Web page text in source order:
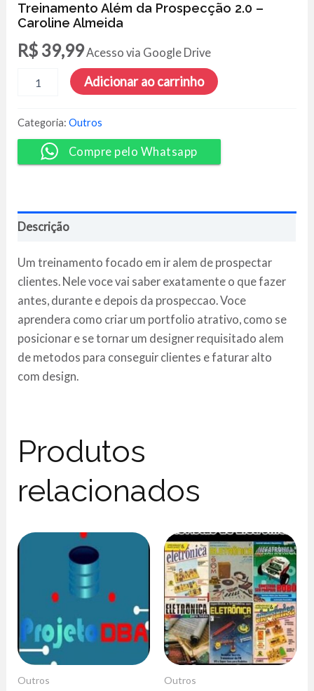
Treinamento Além da Prospecção 2.0 –
Caroline Almeida
R$ 39,99Acesso via Google Drive
Treinamento
Além
Prospecção
2.0
-
Caroline
Adicionar ao carrinho
Categoria:Outros
Compre pelo Whatsapp
Descrição
Um treinamento focado em ir alem de prospectar
clientes. Nele voce vai saber exatamente o que fazer
antes, durante e depois da prospeccao. Voce
aprendera como criar um portfolio atrativo, como se
posicionar e se tornar um designer requisitado alem
de metodos para conseguir clientes e faturar alto
com design.
Produtos
relacionados
Outros Outros